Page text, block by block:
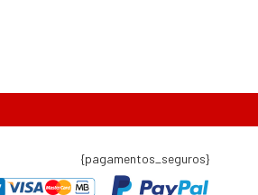
{pagamentos_seguros}